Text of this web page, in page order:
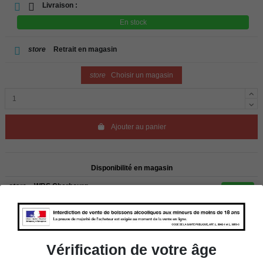
Livraison :
En stock
store Retrait en magasin
store Choisir un magasin
Ajouter au panier
Disponibilité en magasin
store WBS Cherbourg En stock
store WBS Roscoff En stock
Rappel
clients de l’étranger, retrait sur place dans nos magasins de ROSCOFF ou
Vérification de votre âge